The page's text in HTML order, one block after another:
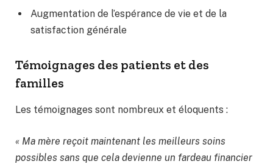
Augmentation de l’espérance de vie et de la
satisfaction générale
Témoignages des patients et des
familles
Les témoignages sont nombreux et éloquents :
« Ma mère reçoit maintenant les meilleurs soins
possibles sans que cela devienne un fardeau financier